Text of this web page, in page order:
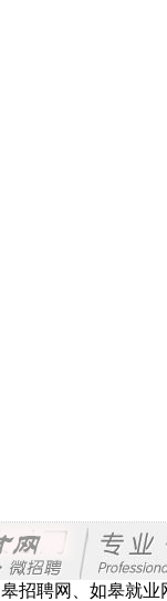
招聘网、如皋就